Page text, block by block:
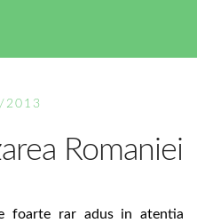
2013
Romaniei
foarte rar adus in atentia